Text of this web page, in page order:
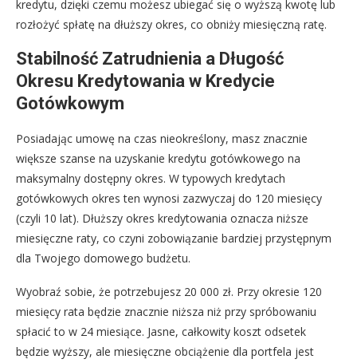
kredytu, dzięki czemu możesz ubiegać się o wyższą kwotę lub
rozłożyć spłatę na dłuższy okres, co obniży miesięczną ratę.
Stabilność Zatrudnienia a Długość
Okresu Kredytowania w Kredycie
Gotówkowym
Posiadając umowę na czas nieokreślony, masz znacznie
większe szanse na uzyskanie kredytu gotówkowego na
maksymalny dostępny okres. W typowych kredytach
gotówkowych okres ten wynosi zazwyczaj do 120 miesięcy
(czyli 10 lat). Dłuższy okres kredytowania oznacza niższe
miesięczne raty, co czyni zobowiązanie bardziej przystępnym
dla Twojego domowego budżetu.
Wyobraź sobie, że potrzebujesz 20 000 zł. Przy okresie 120
miesięcy rata będzie znacznie niższa niż przy spróbowaniu
spłacić to w 24 miesiące. Jasne, całkowity koszt odsetek
będzie wyższy, ale miesięczne obciążenie dla portfela jest